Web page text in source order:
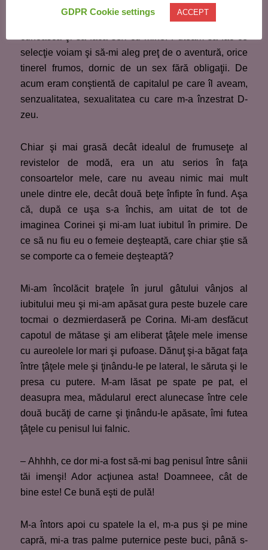
Apoi, dintr-o dată mi-a explodat mesageria, am primit
sute de cereri de prietenie şi toţi voiau să mă
selecţie voiam şi să-mi aleg preţ de o aventură, orice
tinerel frumos, dornic de un sex fără obligaţii. De
acum eram conştientă de capitalul pe care îl aveam,
senzualitatea, sexualitatea cu care m-a înzestrat D-
zeu.
Chiar şi mai grasă decât idealul de frumuseţe al
revistelor de modă, era un atu serios în faţa
consoartelor mele, care nu aveau nimic mai mult
unele dintre ele, decât două beţe înfipte în fund. Aşa
că, după ce uşa s-a închis, am uitat de tot de
imaginea Corinei şi mi-am luat iubitul în primire. De
ce să nu fiu eu o femeie deşteaptă, care chiar ştie să
se comporte ca o femeie deşteaptă?
Mi-am încolăcit braţele în jurul gâtului vânjos al
iubitului meu şi mi-am apăsat gura peste buzele care
tocmai o dezmierdaseră pe Corina. Mi-am desfăcut
capotul de mătase şi am eliberat ţâţele mele imense
cu aureolele lor mari şi pufoase. Dănuţ şi-a băgat faţa
între ţâţele mele şi ţinându-le pe lateral, le săruta şi le
presa cu putere. M-am lăsat pe spate pe pat, el
deasupra mea, mădularul erect alunecase între cele
două bucăţi de carne şi ţinându-le apăsate, îmi futea
ţâţele cu penisul lui falnic.
– Ahhhh, ce dor mi-a fost să-mi bag penisul între sânii
tăi imenşi! Ador acţiunea asta! Doamneee, cât de
bine este! Ce bună eşti de pulă!
M-a întors apoi cu spatele la el, m-a pus şi pe mine
capră, mi-a tras palme puternice peste buci, până s-
GDPR Cookie settings ACCEPT